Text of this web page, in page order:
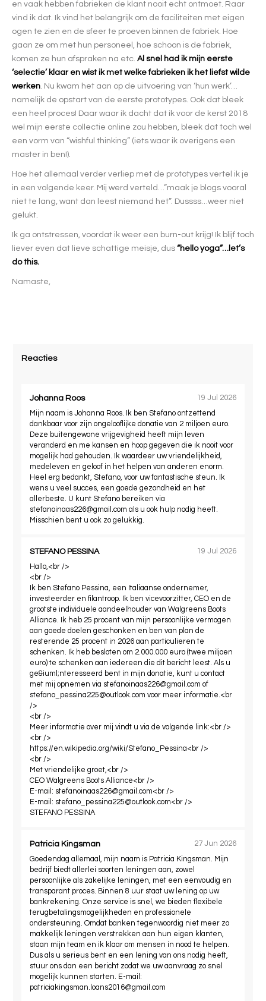
en vaak hebben fabrieken de klant nooit echt ontmoet. Raar
vind ik dat. Ik vind het belangrijk om de faciliteiten met eigen
ogen te zien en de sfeer te proeven binnen de fabriek. Hoe
gaan ze om met hun personeel, hoe schoon is de fabriek,
komen ze hun afspraken na etc. Al snel had ik mijn eerste
‘selectie’ klaar en wist ik met welke fabrieken ik het liefst wilde
werken . Nu kwam het aan op de uitvoering van ‘hun werk’…
namelijk de opstart van de eerste prototypes. Ook dat bleek
een heel proces! Daar waar ik dacht dat ik voor de kerst 2018
wel mijn eerste collectie online zou hebben, bleek dat toch wel
een vorm van “wishful thinking” (iets waar ik overigens een
master in ben!).
Hoe het allemaal verder verliep met de prototypes vertel ik je
in een volgende keer. Mij werd verteld…”maak je blogs vooral
niet te lang, want dan leest niemand het”. Dussss…weer niet
gelukt.
Ik ga ontstressen, voordat ik weer een burn-out krijg! Ik blijf toch
liever even dat lieve schattige meisje, dus “hello yoga”…let’s
do this.
Namaste,
Reacties
Johanna Roos
19 Jul 2026
Mijn naam is Johanna Roos. Ik ben Stefano ontzettend
dankbaar voor zijn ongelooflijke donatie van 2 miljoen euro.
Deze buitengewone vrijgevigheid heeft mijn leven
veranderd en me kansen en hoop gegeven die ik nooit voor
mogelijk had gehouden. Ik waardeer uw vriendelijkheid,
medeleven en geloof in het helpen van anderen enorm.
Heel erg bedankt, Stefano, voor uw fantastische steun. Ik
wens u veel succes, een goede gezondheid en het
allerbeste. U kunt Stefano bereiken via
stefanoinaas226@gmail.com als u ook hulp nodig heeft.
Misschien bent u ook zo gelukkig.
STEFANO PESSINA
19 Jul 2026
Hallo,<br />
<br />
Ik ben Stefano Pessina, een Italiaanse ondernemer,
investeerder en filantroop. Ik ben vicevoorzitter, CEO en de
grootste individuele aandeelhouder van Walgreens Boots
Alliance. Ik heb 25 procent van mijn persoonlijke vermogen
aan goede doelen geschonken en ben van plan de
resterende 25 procent in 2026 aan particulieren te
schenken. Ik heb besloten om 2.000.000 euro (twee miljoen
euro) te schenken aan iedereen die dit bericht leest. Als u
ge&iuml;nteresseerd bent in mijn donatie, kunt u contact
met mij opnemen via stefanoinaas226@gmail.com of
stefano_pessina225@outlook.com voor meer informatie.<br
/>
<br />
Meer informatie over mij vindt u via de volgende link:<br />
<br />
https://en.wikipedia.org/wiki/Stefano_Pessina<br />
<br />
Met vriendelijke groet,<br />
CEO Walgreens Boots Alliance<br />
E-mail: stefanoinaas226@gmail.com<br />
E-mail: stefano_pessina225@outlook.com<br />
STEFANO PESSINA
Patricia Kingsman
27 Jun 2026
Goedendag allemaal, mijn naam is Patricia Kingsman. Mijn
bedrijf biedt allerlei soorten leningen aan, zowel
persoonlijke als zakelijke leningen, met een eenvoudig en
transparant proces. Binnen 8 uur staat uw lening op uw
bankrekening. Onze service is snel, we bieden flexibele
terugbetalingsmogelijkheden en professionele
ondersteuning. Omdat banken tegenwoordig niet meer zo
makkelijk leningen verstrekken aan hun eigen klanten,
staan ​​mijn team en ik klaar om mensen in nood te helpen.
Dus als u serieus bent en een lening van ons nodig heeft,
stuur ons dan een bericht zodat we uw aanvraag zo snel
mogelijk kunnen starten. E-mail:
patriciakingsman.loans2016@gmail.com